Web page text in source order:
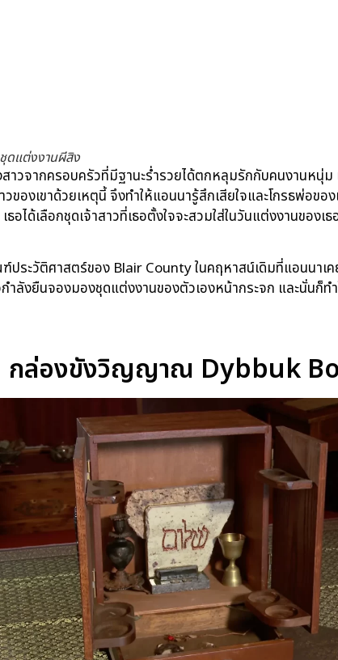
ชุดแต่งงานผีสิง
าวจากครอบครัวที่มีฐานะร่ำรวยได้ตกหลุมรักกับคนงานหนุ่
งเขาด้วยเหตุนี้ จึงทำให้แอนนารู้สึกเสียใจและโกรธพ่อขอ
อได้เลือกชุดเจ้าสาวที่เธอตั้งใจจะสวมใส่ในวันแต่งงานของ
ะวัติศาสตร์ของ Blair County ในคฤหาสน์เดิมที่แอนนาเค
ำลังยืนจองมองชุดแต่งงานของตัวเองหน้ากระจก และนั่นก็ท
กล่องขังวิญญาณ Dybbuk